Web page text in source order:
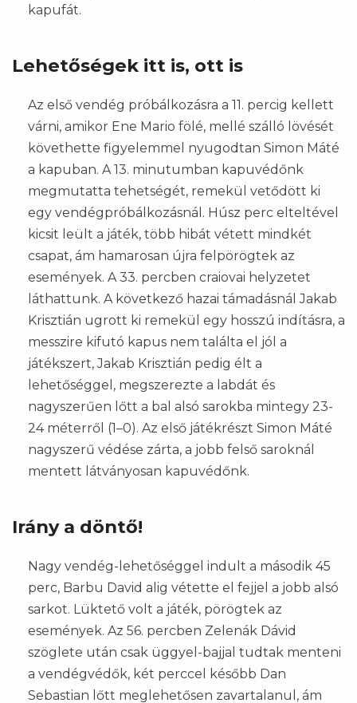
kapufát.
Lehetőségek itt is, ott is
Az első vendég próbálkozásra a 11. percig kellett
várni, amikor Ene Mario fölé, mellé szálló lövését
követhette figyelemmel nyugodtan Simon Máté
a kapuban. A 13. minutumban kapuvédőnk
megmutatta tehetségét, remekül vetődött ki
egy vendégpróbálkozásnál. Húsz perc elteltével
kicsit leült a játék, több hibát vétett mindkét
csapat, ám hamarosan újra felpörögtek az
események. A 33. percben craiovai helyzetet
láthattunk. A következő hazai támadásnál Jakab
Krisztián ugrott ki remekül egy hosszú indításra, a
messzire kifutó kapus nem találta el jól a
játékszert, Jakab Krisztián pedig élt a
lehetőséggel, megszerezte a labdát és
nagyszerűen lőtt a bal alsó sarokba mintegy 23-
24 méterről (1–0). Az első játékrészt Simon Máté
nagyszerű védése zárta, a jobb felső saroknál
mentett látványosan kapuvédőnk.
Irány a döntő!
Nagy vendég-lehetőséggel indult a második 45
perc, Barbu David alig vétette el fejjel a jobb alsó
sarkot. Lüktető volt a játék, pörögtek az
események. Az 56. percben Zelenák Dávid
szöglete után csak üggyel-bajjal tudtak menteni
a vendégvédők, két perccel később Dan
Sebastian lőtt meglehetősen zavartalanul, ám